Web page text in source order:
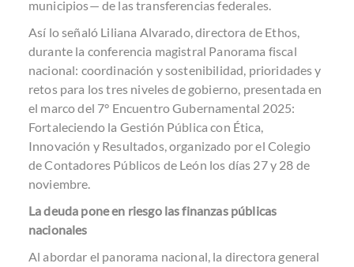
municipios— de las transferencias federales.
Así lo señaló Liliana Alvarado, directora de Ethos,
durante la conferencia magistral Panorama fiscal
nacional: coordinación y sostenibilidad, prioridades y
retos para los tres niveles de gobierno, presentada en
el marco del 7° Encuentro Gubernamental 2025:
Fortaleciendo la Gestión Pública con Ética,
Innovación y Resultados, organizado por el Colegio
de Contadores Públicos de León los días 27 y 28 de
noviembre.
La deuda pone en riesgo las finanzas públicas
nacionales
Al abordar el panorama nacional, la directora general